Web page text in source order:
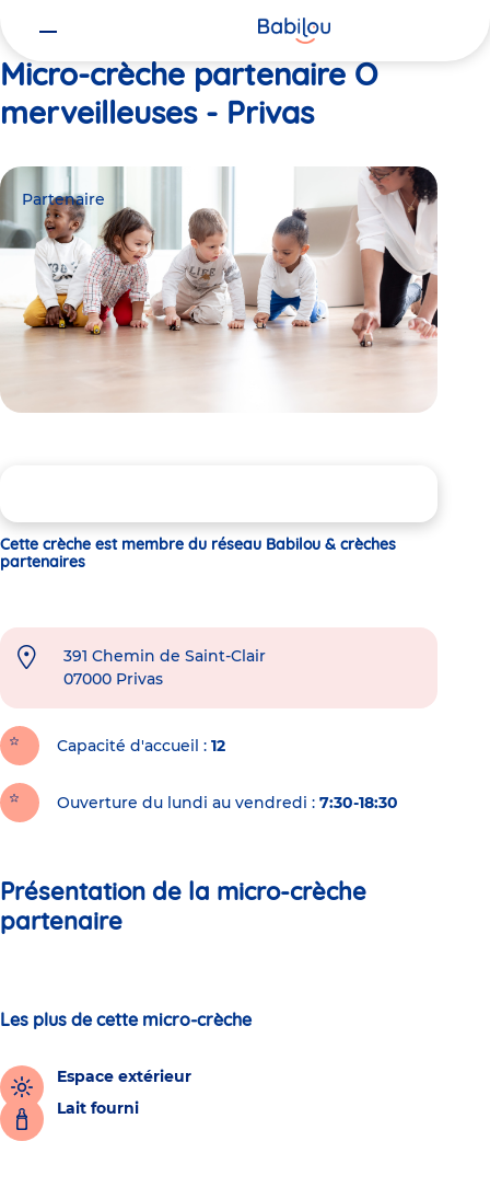
Micro-crèche partenaire O
merveilleuses - Privas
Partenaire
Cette crèche est membre du réseau Babilou & crèches
partenaires
391 Chemin de Saint-Clair
07000 Privas
Capacité d'accueil 12
Ouverture du lundi au vendredi : 7:30-18:30
Présentation de la micro-crèche
partenaire
Les plus de cette micro-crèche
Espace extérieur
Lait fourni